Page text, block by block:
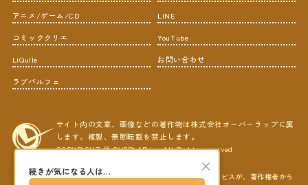
アニメ/ゲーム/CD
コミッククリエ
LiQulle
ラブパルフェ
LINE
YouTube
お問い合わせ
サイト内の文章、画像などの著作物は株式会社オーバーラップに属
します。複製、無断転載を禁止します。
COPYRIGHT © OVERLAP,inc All Rights reserved
ＡＢＪマークは、この電子書店・電子書籍配信サービスが、著作権者から
×
続きが気になる人は…